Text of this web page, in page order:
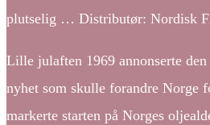
plutselig … Distributør: Nordisk
Lille julaften 1969 annonserte
nyhet som skulle forandre Norge
markerte starten på Norges